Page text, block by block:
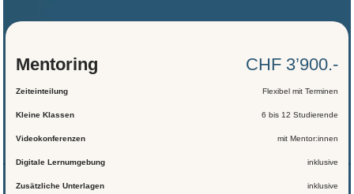
Mentoring CHF 3’900.-
Zeiteinteilung Flexibel mit Terminen
Kleine Klassen 6 bis 12 Studierende
Videokonferenzen mit Mentor:innen
Digitale Lernumgebung inklusive
Zusätzliche Unterlagen inklusive